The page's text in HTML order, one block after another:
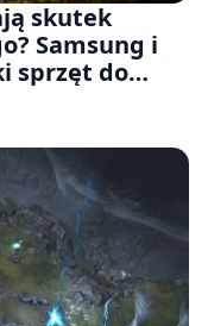
skutek
Samsung i
sprzęt do